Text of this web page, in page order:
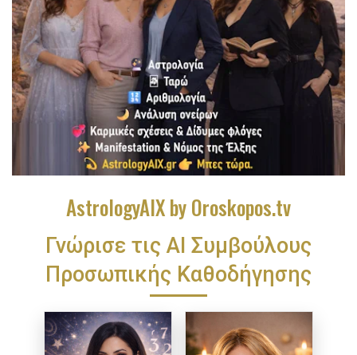
AstrologyAIX by Oroskopos.tv
Γνώρισε τις ΑΙ Συμβούλους
Προσωπικής Καθοδήγησης